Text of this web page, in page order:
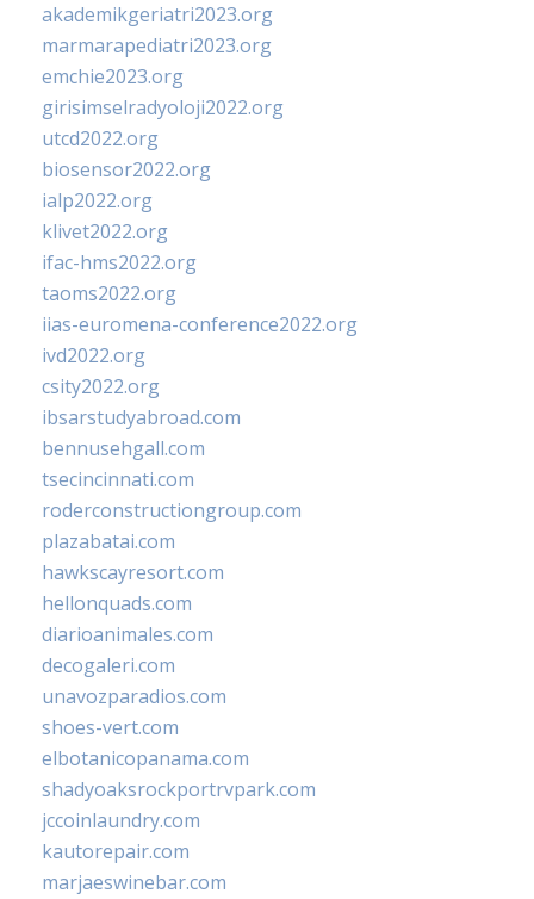
akademikgeriatri2023.org
marmarapediatri2023.org
emchie2023.org
girisimselradyoloji2022.org
utcd2022.org
biosensor2022.org
ialp2022.org
klivet2022.org
ifac-hms2022.org
taoms2022.org
iias-euromena-conference2022.org
ivd2022.org
csity2022.org
ibsarstudyabroad.com
bennusehgall.com
tsecincinnati.com
roderconstructiongroup.com
plazabatai.com
hawkscayresort.com
hellonquads.com
diarioanimales.com
decogaleri.com
unavozparadios.com
shoes-vert.com
elbotanicopanama.com
shadyoaksrockportrvpark.com
jccoinlaundry.com
kautorepair.com
marjaeswinebar.com